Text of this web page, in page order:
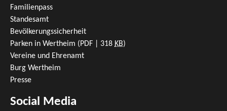
Familienpass
Standesamt
Bevölkerungssicherheit
Parken in Wertheim (PDF | 318 KB)
Vereine und Ehrenamt
Burg Wertheim
Presse
Social Media